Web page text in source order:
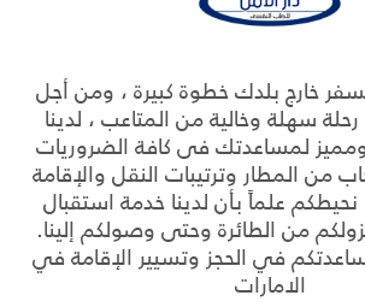
خارج بلدك خطوة كبيرة ، ومن أجل
سهلة وخالية من المتاعب ، لدينا
لمساعدتك فى كافة الضروريات
من المطار وترتيبات النقل والإقامة
نحيطكم علماً بأن لدينا خدمة استقبال
من الطائرة وحتى وصولكم إلينا.
في الحجز وتسيير الإقامة في
الامارات